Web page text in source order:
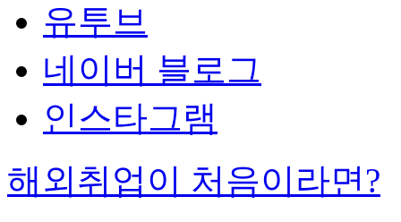
유투브
네이버 블로그
인스타그램
해외취업이 처음이라면?